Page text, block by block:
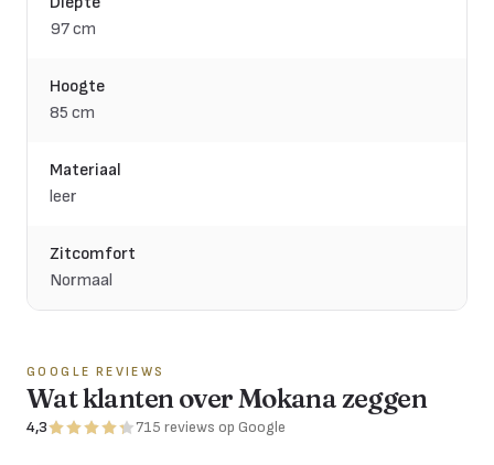
97 cm
Hoogte
85 cm
Materiaal
leer
Zitcomfort
Normaal
GOOGLE REVIEWS
Wat klanten over Mokana zeggen
4,3 715 reviews op Google